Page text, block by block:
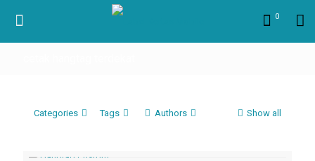
0
Categories Tags Authors Show all